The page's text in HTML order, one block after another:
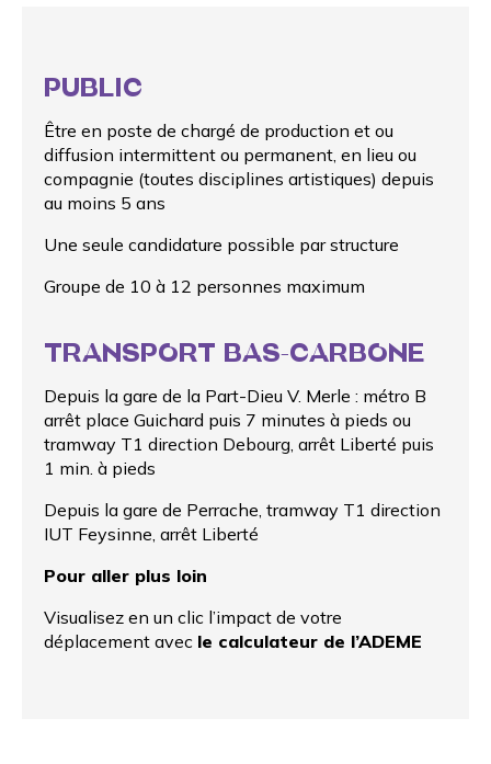
PUBLIC
Être en poste de chargé de production et ou
diffusion intermittent ou permanent, en lieu ou
compagnie (toutes disciplines artistiques) depuis
au moins 5 ans
Une seule candidature possible par structure
Groupe de 10 à 12 personnes maximum
TRANSPORT BAS-CARBONE
Depuis la gare de la Part-Dieu V. Merle : métro B
arrêt place Guichard puis 7 minutes à pieds ou
tramway T1 direction Debourg, arrêt Liberté puis
1 min. à pieds
Depuis la gare de Perrache, tramway T1 direction
IUT Feysinne, arrêt Liberté
Pour aller plus loin
Visualisez en un clic l’impact de votre
déplacement avec le calculateur de l’ADEME